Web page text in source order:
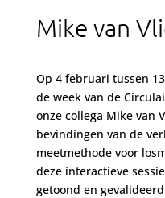
Mike van
Op 4 februari tussen
de week van de
onze collega Mike van
bevindingen van de
meetmethode voor
deze interactieve
getoond en